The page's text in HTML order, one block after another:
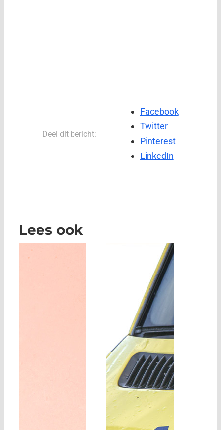
Deel dit bericht:
Facebook
Twitter
Pinterest
LinkedIn
Lees ook